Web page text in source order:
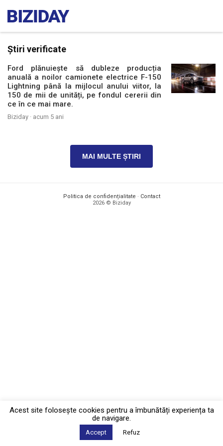
Știri verificate
Ford plănuiește să dubleze producția
anuală a noilor camionete electrice F-150
Lightning până la mijlocul anului viitor, la
150 de mii de unități, pe fondul cererii din
ce în ce mai mare.
Biziday · acum 5 ani
MAI MULTE ȘTIRI
Politica de confidențialitate · Contact
2026 © Biziday
Acest site foloseşte cookies pentru a îmbunătăți experiența ta
de navigare.
Accept Refuz